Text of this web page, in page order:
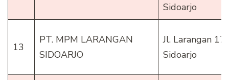
Sidoarjo
13
PT. MPM LARANGAN
SIDOARJO
Jl. Larangan 17
Sidoarjo